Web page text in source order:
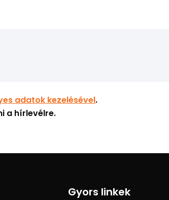
adatok kezelésével.
a hírlevélre.
Gyors linkek